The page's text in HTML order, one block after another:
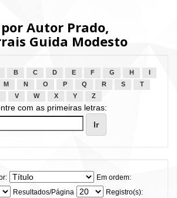
Autor Prado,
Guida Modesto
B C D E F G H
M N O P Q R S
T
V W X Y Z
com as primeiras letras:
Em ordem:
Resultados/Página
Registro(s):